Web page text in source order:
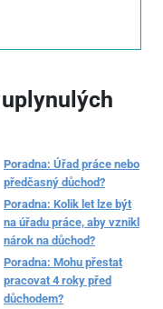
Poradna: Úřad práce nebo
předčasný důchod?
Poradna: Kolik let lze být
na úřadu práce, aby vznikl
nárok na důchod?
Poradna: Mohu přestat
pracovat 4 roky před
důchodem?